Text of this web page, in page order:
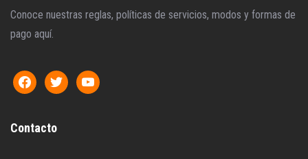
Conoce nuestras reglas, políticas de servicios, modos y formas de
pago aquí.
Contacto